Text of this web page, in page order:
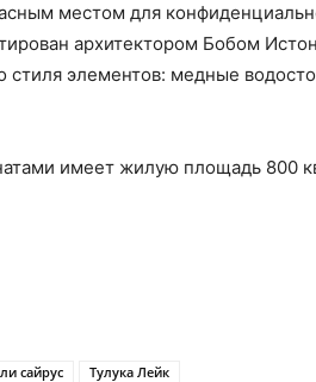
местом для
архитектором Бобом
стиля элементов: медные
имеет жилую площадь 800
сайрус Тулука Лейк